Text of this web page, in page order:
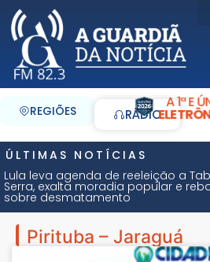
REGIÕES RÁDIO
A 1ª E
ÚLTIMAS NOTÍCIAS
Lula leva agenda de reeleição a
Serra, exalta moradia popular e
sobre desmatamento
Pirituba – Jaraguá